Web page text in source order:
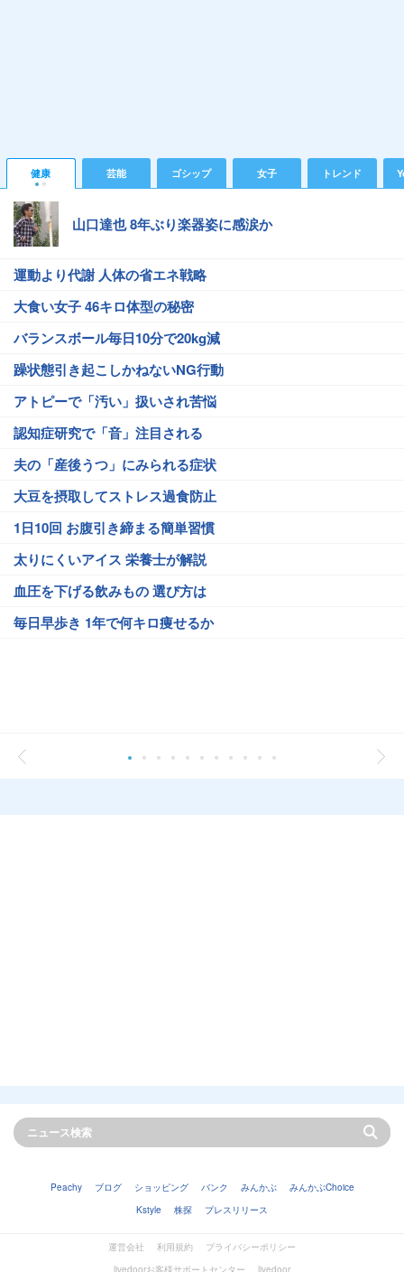
健康 芸能 ゴシップ 女子 トレンド
山口達也 8年ぶり楽器姿に感涙か
運動より代謝 人体の省エネ戦略
大食い女子 46キロ体型の秘密
バランスボール毎日10分で20kg減
躁状態引き起こしかねないNG行動
アトピーで「汚い」扱いされ苦悩
認知症研究で「音」注目される
夫の「産後うつ」にみられる症状
大豆を摂取してストレス過食防止
1日10回 お腹引き締まる簡単習慣
太りにくいアイス 栄養士が解説
血圧を下げる飲みもの 選び方は
毎日早歩き 1年で何キロ痩せるか
Peachy ブログ ショッピング バンク みんかぶ
みんかぶChoice
Kstyle
株探 プレスリリース
運営会社 利用規約
プライバシーポリシー
livedoorお客様サポートセンター
livedoor